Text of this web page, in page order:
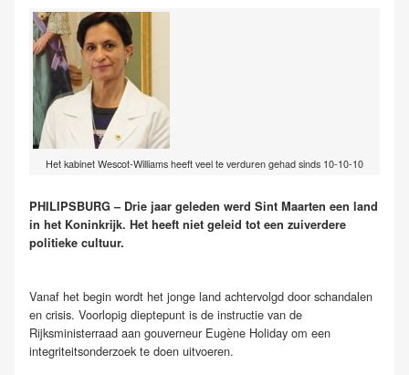
Het kabinet Wescot-Williams heeft veel te verduren gehad sinds 10-10-10
PHILIPSBURG – Drie jaar geleden werd Sint Maarten een land
in het Koninkrijk. Het heeft niet geleid tot een zuiverdere
politieke cultuur.
Vanaf het begin wordt het jonge land achtervolgd door schandalen
en crisis. Voorlopig dieptepunt is de instructie van de
Rijksministerraad aan gouverneur Eugène Holiday om een
integriteitsonderzoek te doen uitvoeren.